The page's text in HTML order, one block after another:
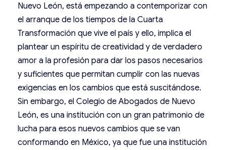
Nuevo León, está empezando a contemporizar con
el arranque de los tiempos de la Cuarta
Transformación que vive el país y ello, implica el
plantear un espíritu de creatividad y de verdadero
amor a la profesión para dar los pasos necesarios
y suficientes que permitan cumplir con las nuevas
exigencias en los cambios que está suscitándose.
Sin embargo, el Colegio de Abogados de Nuevo
León, es una institución con un gran patrimonio de
lucha para esos nuevos cambios que se van
conformando en México, ya que fue una institución